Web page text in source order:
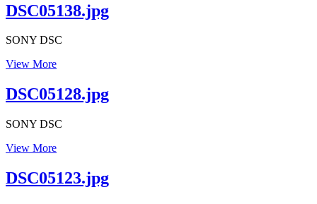
DSC05138.jpg
SONY DSC
View MoreDSC05138.jpg
DSC05128.jpg
SONY DSC
View MoreDSC05128.jpg
DSC05123.jpg